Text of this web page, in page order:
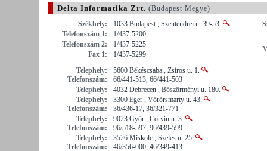
Delta Informatika Zrt. (Budapest Megye)
Székhely:
1033 Budapest , Szentendrei u. 39-53.
Telefonszám 1:
1/437-5200
Telefonszám 2:
1/437-5225
Fax 1:
1/437-5299
Telephely:
5600 Békéscsaba , Zsíros u. 1.
Telefonszám:
66/441-513, 66/441-503
Telephely:
4032 Debrecen , Böszörményi u. 180.
Telephely:
3300 Eger , Vörörsmarty u. 43.
Telefonszám:
36/436-17, 36/321-771
Telephely:
9023 Győr , Corvin u. 3.
Telefonszám:
96/518-597, 96/439-599
Telephely:
3526 Miskolc , Szeles u. 25.
Telefonszám:
46/356-000, 46/349-413